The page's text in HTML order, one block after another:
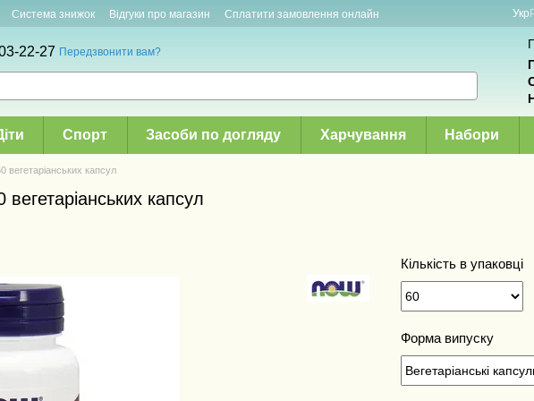
Система знижок Відгуки про магазин
Сплатити замовлення онлайн
Укр
22-27 Передзвонити вам?
Спорт Засоби по догляду Харчування Набори
капсул
капсул
Кількість в упаковці
Форма випуску